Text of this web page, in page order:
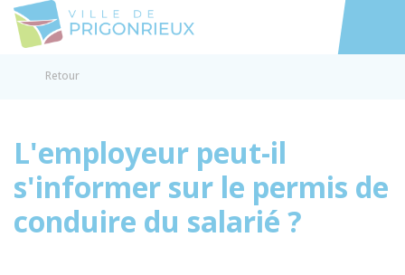
Accéder
Retour
L'employeur peut-il
s'informer sur le permis de
conduire du salarié ?